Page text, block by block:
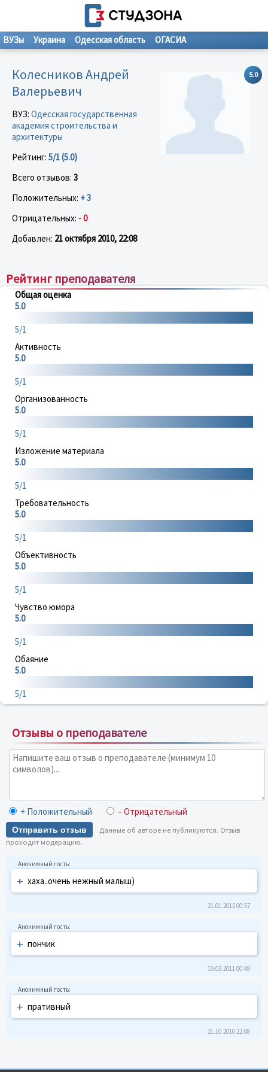
ВУЗы Украина Одесская область ОГАСИА
5.0
Колесников Андрей
Валерьевич
ВУЗ: Одесская государственная
академия строительства и
архитектуры
Рейтинг: 5/1 (5.0)
Всего отзывов: 3
Положительных: + 3
Отрицательных: - 0
Добавлен: 21 октября 2010, 22:08
Рейтинг преподавателя
Общая оценка
5.0
5/1
Активность
5.0
5/1
Организованность
5.0
5/1
Изложение материала
5.0
5/1
Требовательность
5.0
5/1
Объективность
5.0
5/1
Чувство юмора
5.0
5/1
Обаяние
5.0
5/1
Отзывы о преподавателе
+ Положительный – Отрицательный
Отправить отзыв
Данные об авторе не публикуются. Отзыв
проходит модерацию.
+ хаха..очень нежный малыш)
21.01.2012 00:57
+ пончик
19.03.2011 00:49
+ пративный
21.10.2010 22:08